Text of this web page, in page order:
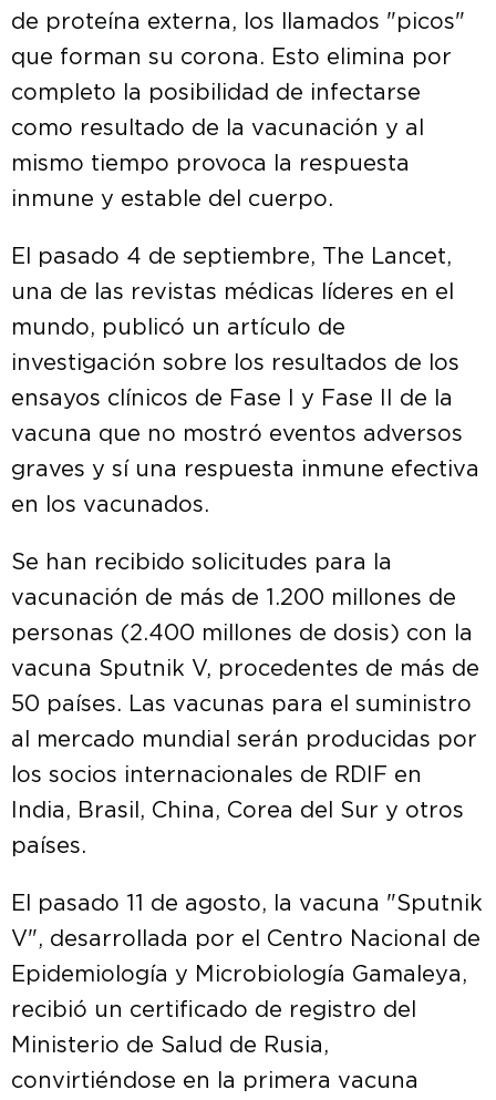
de proteína externa, los llamados "picos"
que forman su corona. Esto elimina por
completo la posibilidad de infectarse
como resultado de la vacunación y al
mismo tiempo provoca la respuesta
inmune y estable del cuerpo.
El pasado 4 de septiembre, The Lancet,
una de las revistas médicas líderes en el
mundo, publicó un artículo de
investigación sobre los resultados de los
ensayos clínicos de Fase I y Fase II de la
vacuna que no mostró eventos adversos
graves y sí una respuesta inmune efectiva
en los vacunados.
Se han recibido solicitudes para la
vacunación de más de 1.200 millones de
personas (2.400 millones de dosis) con la
vacuna Sputnik V, procedentes de más de
50 países. Las vacunas para el suministro
al mercado mundial serán producidas por
los socios internacionales de RDIF en
India, Brasil, China, Corea del Sur y otros
países.
El pasado 11 de agosto, la vacuna "Sputnik
V", desarrollada por el Centro Nacional de
Epidemiología y Microbiología Gamaleya,
recibió un certificado de registro del
Ministerio de Salud de Rusia,
convirtiéndose en la primera vacuna